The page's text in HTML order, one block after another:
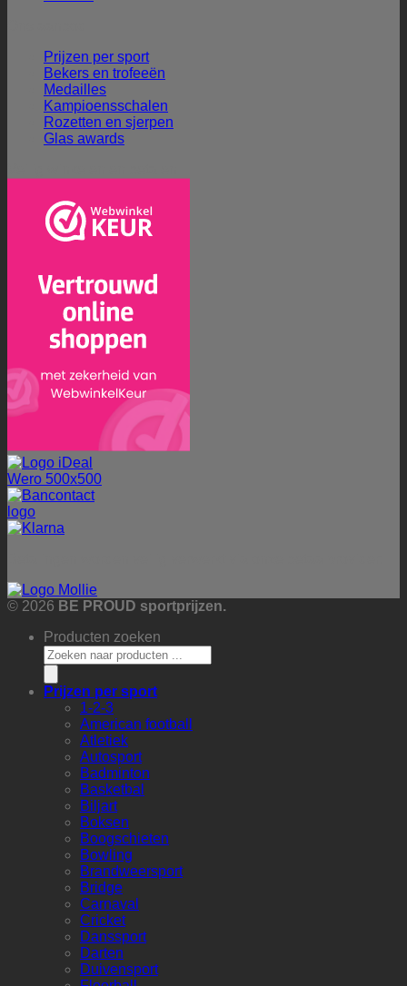
Prijzen per sport
Bekers en trofeeën
Medailles
Kampioensschalen
Rozetten en sjerpen
Glas awards
© 2026 BE PROUD sportprijzen.
Producten zoeken
Prijzen per sport
1-2-3
American football
Atletiek
Autosport
Badminton
Basketbal
Biljart
Boksen
Boogschieten
Bowling
Brandweersport
Bridge
Carnaval
Cricket
Danssport
Darten
Duivensport